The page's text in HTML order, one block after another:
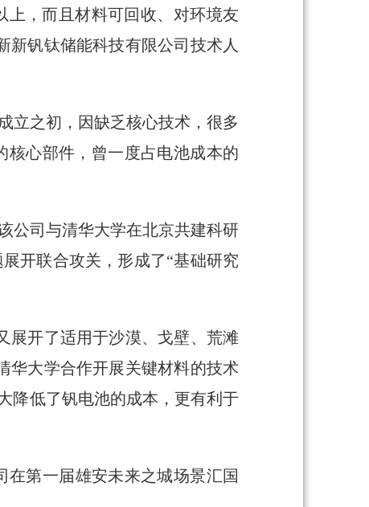
上，而且材料可回收、对环境友
新钒钛储能科技有限公司技术人
立之初，因缺乏核心技术，很多
核心部件，曾一度占电池成本的
公司与清华大学在北京共建科研
开联合攻关，形成了“基础研究
展开了适用于沙漠、戈壁、荒滩
华大学合作开展关键材料的技术
降低了钒电池的成本，更有利于
第一届雄安未来之城场景汇国